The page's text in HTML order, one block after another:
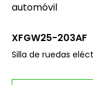
automóvil
XFGW25-203AF
Silla de ruedas